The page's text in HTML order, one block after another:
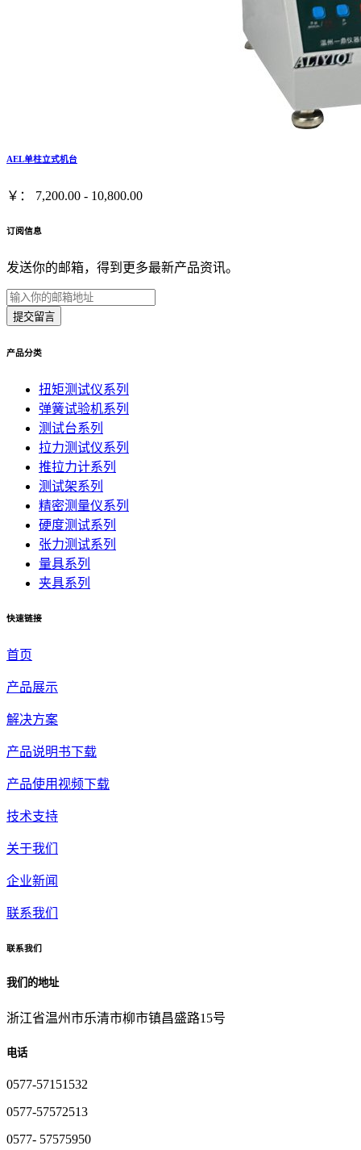
AEL单柱立式机台
￥： 7,200.00 - 10,800.00
订阅信息
发送你的邮箱，得到更多最新产品资讯。
提交留言
产品分类
扭矩测试仪系列
弹簧试验机系列
测试台系列
拉力测试仪系列
推拉力计系列
测试架系列
精密测量仪系列
硬度测试系列
张力测试系列
量具系列
夹具系列
快速链接
首页
产品展示
解决方案
产品说明书下载
产品使用视频下载
技术支持
关于我们
企业新闻
联系我们
联系我们
我们的地址
浙江省温州市乐清市柳市镇昌盛路15号
电话
0577-57151532
0577-57572513
0577- 57575950